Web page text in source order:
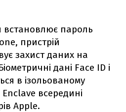
пароль
пристрій
захист даних на
дані Face ID і
в ізольованому
всередині
Apple.